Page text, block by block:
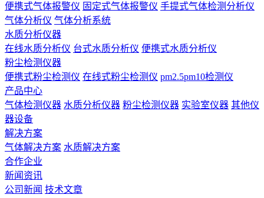
便携式气体报警仪 固定式气体报警仪 手提式气体检测分析仪
气体分析仪 气体分析系统
水质分析仪器
在线水质分析仪 台式水质分析仪 便携式水质分析仪
粉尘检测仪器
便携式粉尘检测仪 在线式粉尘检测仪 pm2.5pm10检测仪
产品中心
气体检测仪器 水质分析仪器 粉尘检测仪器 实验室仪器 其他仪
器设备
解决方案
气体解决方案 水质解决方案
合作企业
新闻资讯
公司新闻 技术文章